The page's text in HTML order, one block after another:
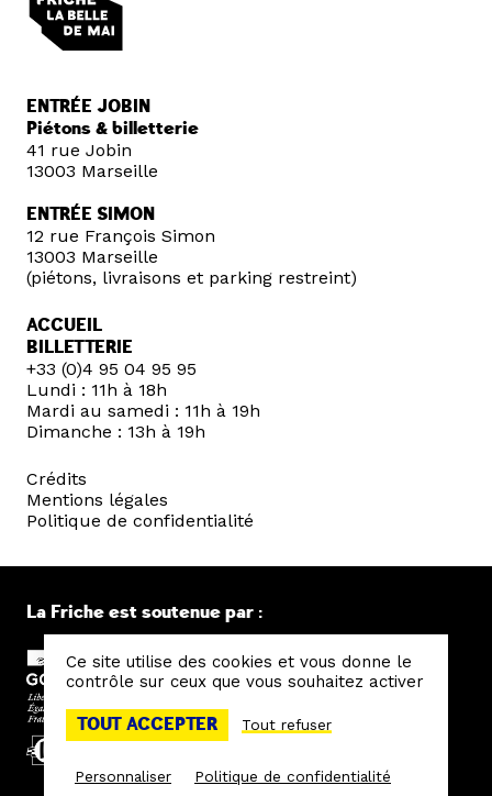
ENTRÉE JOBIN
Piétons & billetterie
41 rue Jobin
13003 Marseille
ENTRÉE SIMON
12 rue François Simon
13003 Marseille
(piétons, livraisons et parking restreint)
ACCUEIL
BILLETTERIE
+33 (0)4 95 04 95 95
Lundi : 11h à 18h
Mardi au samedi : 11h à 19h
Dimanche : 13h à 19h
Crédits
Mentions légales
Politique de confidentialité
La Friche est soutenue par :
Ce site utilise des cookies et vous donne le
contrôle sur ceux que vous souhaitez activer
TOUT ACCEPTER Tout refuser
Personnaliser Politique de confidentialité